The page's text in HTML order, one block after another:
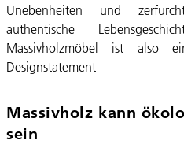
Unebenheiten und
authentische
Massivholzmöbel ist also
Designstatement
Massivholz kann
sein